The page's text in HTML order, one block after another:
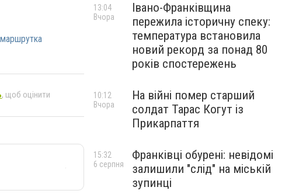
, щоб оцінити
Івано-Франківщина
пережила історичну спеку:
температура встановила
новий рекорд за понад 80
років спостережень
13:04
Вчора
На війні помер старший
солдат Тарас Когут із
Прикарпаття
10:12
Вчора
Франківці обурені: невідомі
залишили "слід" на міській
зупинці
15:32
6 серпня